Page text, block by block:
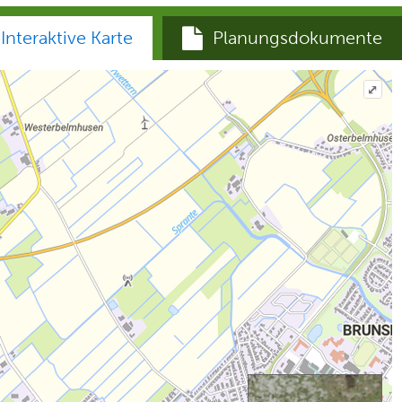
Interaktive Karte Planungsdokumente
⤢